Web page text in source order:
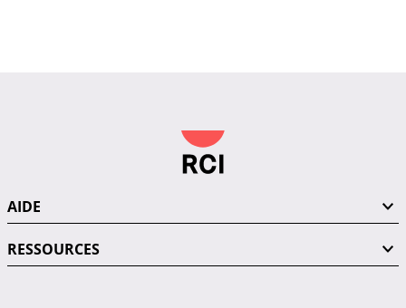
AIDE
RESSOURCES